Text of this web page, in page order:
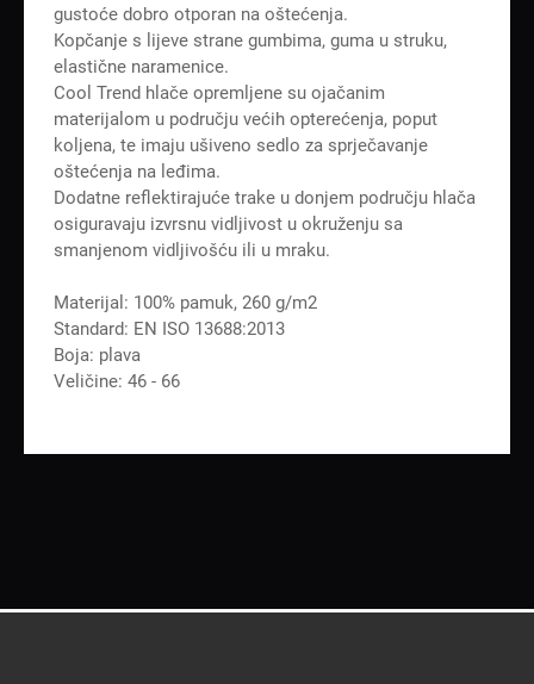
gustoće dobro otporan na oštećenja.
Kopčanje s lijeve strane gumbima, guma u struku,
elastične naramenice.
Cool Trend hlače opremljene su ojačanim
materijalom u području većih opterećenja, poput
koljena, te imaju ušiveno sedlo za sprječavanje
oštećenja na leđima.
Dodatne reflektirajuće trake u donjem području hlača
osiguravaju izvrsnu vidljivost u okruženju sa
smanjenom vidljivošću ili u mraku.
Materijal: 100% pamuk, 260 g/m2
Standard: EN ISO 13688:2013
Boja: plava
Veličine: 46 - 66